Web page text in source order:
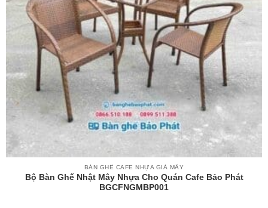
BÀN GHẾ CAFE NHỰA GIẢ MÂY
Bộ Bàn Ghế Nhật Mây Nhựa Cho Quán Cafe Bảo Phát
BGCFNGMBP001